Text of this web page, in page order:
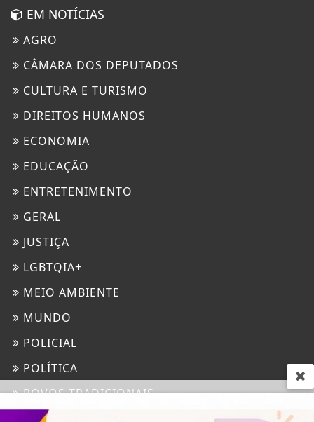
EM NOTÍCIAS
AGRO
CÂMARA DOS DEPUTADOS
CULTURA E TURISMO
DIREITOS HUMANOS
ECONOMIA
EDUCAÇÃO
ENTRETENIMENTO
GERAL
JUSTIÇA
LGBTQIA+
MEIO AMBIENTE
MUNDO
POLICIAL
POLÍTICA
POVOS TRADICIONAIS
SAÚDE
Termos de Uso e Privacidade